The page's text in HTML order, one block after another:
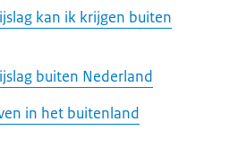
kan ik krijgen buiten
buiten Nederland
in het buitenland